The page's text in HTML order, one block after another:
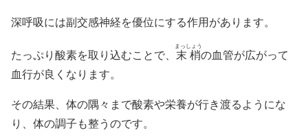
深呼吸には副交感神経を優位にする作用があります。
たっぷり酸素を取り込むことで、 末梢
まっしょう
の血管が広がって
血行が良くなります。
その結果、体の隅々まで酸素や栄養が行き渡るようにな
り、体の調子も整うのです。